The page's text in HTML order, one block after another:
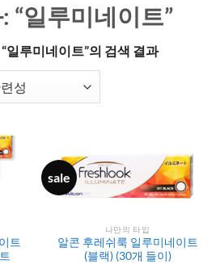
“일루미네이트”
“일루미네이트”의 검색 결과
트
sale
나만의 타입
알콘 후레쉬룩 일루미네이트
(블랙) (30개 들이)